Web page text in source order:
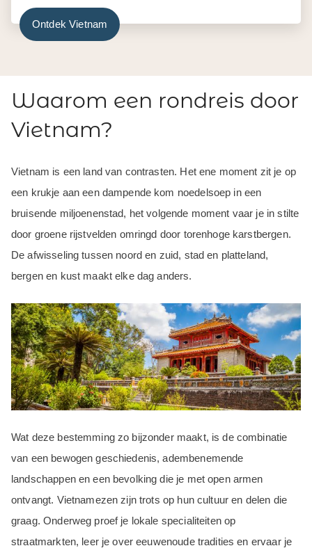
Ontdek Vietnam
Waarom een rondreis door
Vietnam?
Vietnam is een land van contrasten. Het ene moment zit je op
een krukje aan een dampende kom noedelsoep in een
bruisende miljoenenstad, het volgende moment vaar je in stilte
door groene rijstvelden omringd door torenhoge karstbergen.
De afwisseling tussen noord en zuid, stad en platteland,
bergen en kust maakt elke dag anders.
Wat deze bestemming zo bijzonder maakt, is de combinatie
van een bewogen geschiedenis, adembenemende
landschappen en een bevolking die je met open armen
ontvangt. Vietnamezen zijn trots op hun cultuur en delen die
graag. Onderweg proef je lokale specialiteiten op
straatmarkten, leer je over eeuwenoude tradities en ervaar je